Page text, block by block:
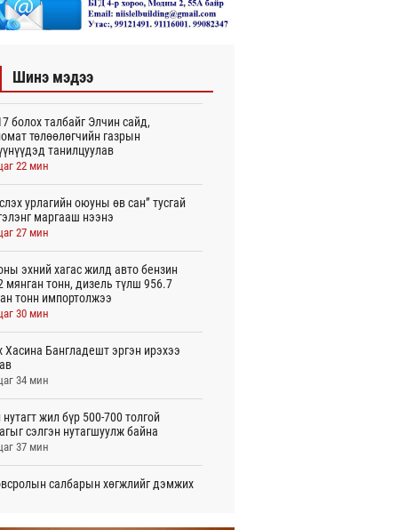
Шинэ мэдээ
болох талбайг Элчин сайд,
төлөөлөгчийн газрын
танилцуулав
22 мин
урлагийн оюуны өв сан” тусгай
маргааш нээнэ
27 мин
эхний хагас жилд авто бензин
мянган тонн, дизель түлш 956.7
тонн импортолжээ
30 мин
Хасина Бангладешт эргэн ирэхээ
34 мин
жил бүр 500-700 толгой
сэлгэн нутагшуулж байна
37 мин
салбарын хөгжлийг дэмжих